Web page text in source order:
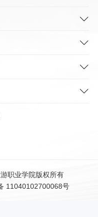
职业学院版权所有
11040102700068号